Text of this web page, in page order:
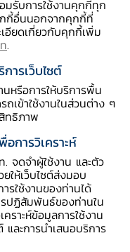
. ควรมีบทบาทเป็นผู้
นิเวศน์ที่ส่งเสริม
ะเงินที่เอื้อต่อการ
มรับการใช้งานคุกกี้ทุก
กกี้อื่นนอกจากคุกกี้ที่
อียดเกี่ยวกับคุกกี้เพิ่ม
.
ารเว็บไซต์
หรือการให้บริการพื้น
เข้าใช้งานในส่วนต่าง ๆ
ทธิภาพ
อการวิเคราะห์
. จดจำผู้ใช้งาน และตัว
ให้เว็บไซต์ส่งมอบ
รใช้งานของท่านได้
ปฏิสัมพันธ์ของท่านใน
ราะห์ข้อมูลการใช้งาน
ละการนำเสนอบริการ